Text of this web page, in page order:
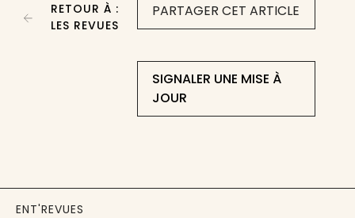
PARTAGER CET ARTICLE
SIGNALER UNE MISE À
JOUR
RETOUR À :
LES REVUES
ENT'REVUES